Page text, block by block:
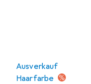
Ausverkauf
Haarfarbe